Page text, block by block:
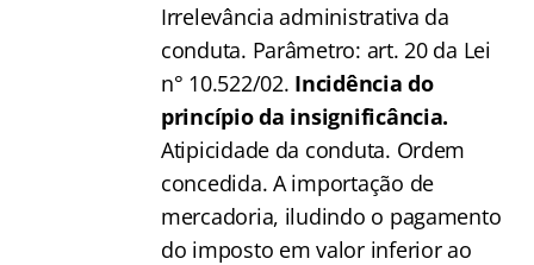
Irrelevância administrativa da
conduta. Parâmetro: art. 20 da Lei
n° 10.522/02. Incidência do
princípio da insignificância.
Atipicidade da conduta. Ordem
concedida. A importação de
mercadoria, iludindo o pagamento
do imposto em valor inferior ao